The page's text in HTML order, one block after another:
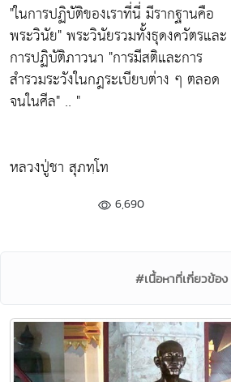
"ในการปฏิบัติของเราที่นี่ มีรากฐานคือ
พระวินัย"พระวินัยรวมทั้งธุดงควัตรและ
การปฏิบัติภาวนา "การมีสติและการ
สำรวมระวังในกฎระเบียบต่าง ๆ ตลอด
จนในศีล" .. "
หลวงปู่ชา สุภทฺโท
6,690
#เนื้อหาที่เกี่ยวข้อง